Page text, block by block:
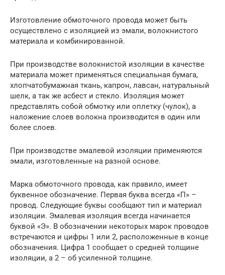
Изготовление обмоточного провода может быть
осуществлено с изоляцией из эмали, волокнистого
материала и комбинированной.
При производстве волокнистой изоляции в качестве
материала может применяться специальная бумага,
хлопчатобумажная ткань, капрон, лавсан, натуральный
шелк, а так же асбест и стекло. Изоляция может
представлять собой обмотку или оплетку (чулок), а
наложение слоев волокна производится в один или
более слоев.
При производстве эмалевой изоляции применяются
эмали, изготовленные на разной основе.
Марка обмоточного провода, как правило, имеет
буквенное обозначение. Первая буква всегда «П» –
провод. Следующие буквы сообщают тип и материал
изоляции. Эмалевая изоляция всегда начинается
буквой «Э». В обозначении некоторых марок проводов
встречаются и цифры 1 или 2, расположенные в конце
обозначения. Цифра 1 сообщает о средней толщине
изоляции, а 2 – об усиленной толщине.